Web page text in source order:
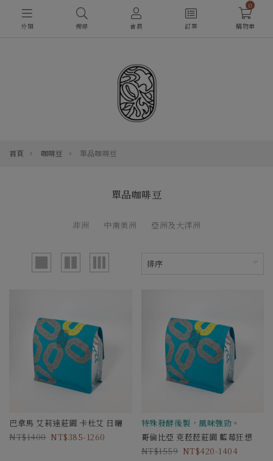
分類 搜尋 會員 訂單
0
購物車
首頁 咖啡豆 單品咖啡豆
單品咖啡豆
非洲 中南美洲 亞洲及大洋洲
巴拿馬 艾莉達莊園 卡杜艾 日曬
1400
385-1260
特殊發酵後製，風味強勁。
哥倫比亞 克菈菈莊園 藍莓狂想
1559
420-1404